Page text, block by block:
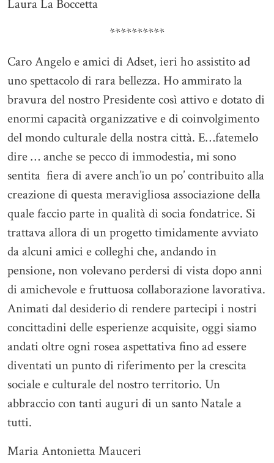
Laura La Boccetta
**********
Caro Angelo e amici di Adset, ieri ho assistito ad
uno spettacolo di rara bellezza. Ho ammirato la
bravura del nostro Presidente così attivo e dotato di
enormi capacità organizzative e di coinvolgimento
del mondo culturale della nostra città. E…fatemelo
dire … anche se pecco di immodestia, mi sono
sentita fiera di avere anch’io un po’ contribuito alla
creazione di questa meravigliosa associazione della
quale faccio parte in qualità di socia fondatrice. Si
trattava allora di un progetto timidamente avviato
da alcuni amici e colleghi che, andando in
pensione, non volevano perdersi di vista dopo anni
di amichevole e fruttuosa collaborazione lavorativa.
Animati dal desiderio di rendere partecipi i nostri
concittadini delle esperienze acquisite, oggi siamo
andati oltre ogni rosea aspettativa fino ad essere
diventati un punto di riferimento per la crescita
sociale e culturale del nostro territorio. Un
abbraccio con tanti auguri di un santo Natale a
tutti.
Maria Antonietta Mauceri